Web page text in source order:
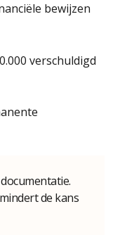
bewijzen
verschuldigd
de kans